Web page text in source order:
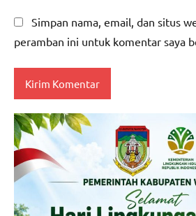
Simpan nama, email, dan situs
peramban ini untuk komentar saya